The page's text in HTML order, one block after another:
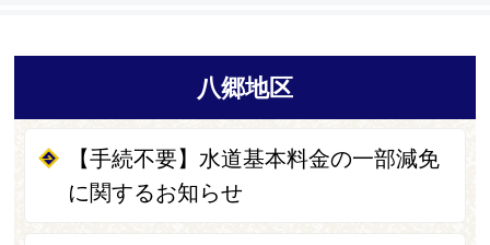
八郷地区
【手続不要】水道基本料金の一部減免
に関するお知らせ